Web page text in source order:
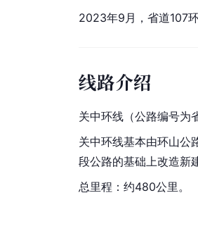
2023年9月，省道107
线路介绍
关中环线（公路编号为
关中环线基本由环山公
段公路的基础上改造新
总里程：约480公里。